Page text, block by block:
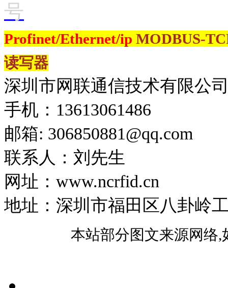
号
Profinet/Ethernet/ip MODBUS-
读写器
深圳市网联通信技术有限公
手机：13613061486
邮箱: 306850881​@qq.com
联系人：刘先生
网址：www.ncrfid.cn
地址：深圳市福田区八卦岭
本站部分图文来源网络